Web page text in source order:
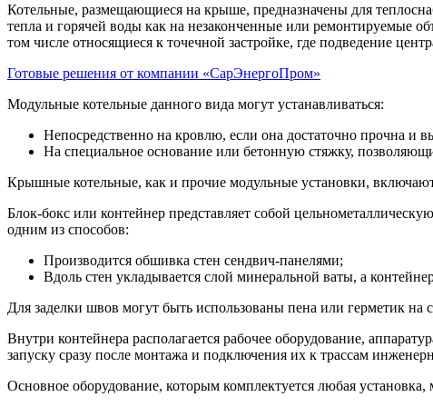
Котельные, размещающиеся на крыше, предназначены для
тепла и горячей воды как на незаконченные или ремонтируемые
том числе относящиеся к точечной застройке, где подведение
Готовые решения от компании «СарЭнергоПром»
Модульные котельные данного вида могут устанавливаться:
Непосредственно на кровлю, если она достаточно прочна и
На специальное основание или бетонную стяжку,
Крышные котельные, как и прочие модульные установки,
Блок-бокс или контейнер представляет собой
одним из способов:
Производится обшивка стен сендвич-панелями;
Вдоль стен укладывается слой минеральной ваты, а
Для заделки швов могут быть использованы пена или герметик на
Внутри контейнера располагается рабочее оборудование,
запуску сразу после монтажа и подключения их к трассам
Основное оборудование, которым комплектуется любая